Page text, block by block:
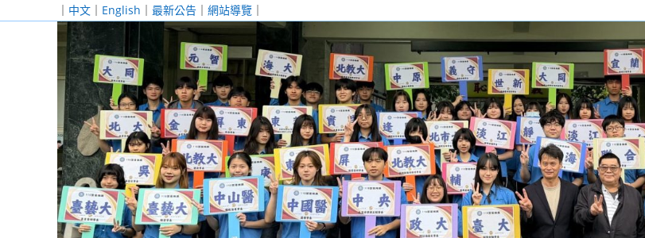
｜ 中文 ｜ English ｜ 最新公告 ｜ 網站導覽 ｜